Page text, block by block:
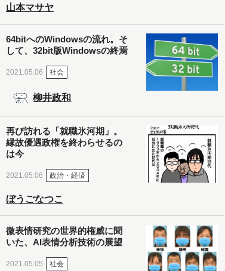
山本マサヤ
64bitへのWindowsの流れ。そ
して、32bit版Windowsの終焉
2021.05.06 社会
柳井政和
再び訪れる「就職氷河期」。
縁故優遇政権を終わらせるの
は今
2021.05.06 政治・経済
ぼうごなつこ
微表情研究の世界的権威に聞
いた、AI表情分析技術の展望
2021.05.05 社会